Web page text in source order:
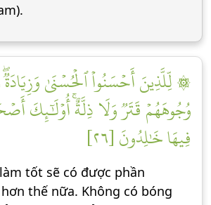
۞ لِّلَّذِينَ أَحۡسَنُواْ ٱلۡحُسۡنَىٰ
وُجُوهَهُمۡ قَتَرٞ وَلَا ذِلَّةٌۚ أُوْلَٰٓئِكَ
فِيهَا خَٰلِدُونَ [٢٦]
tốt sẽ có được phần
thế nữa. Không có bóng